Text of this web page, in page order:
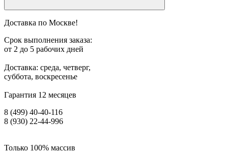
Доставка по Москве!
Срок выполнения заказа:
от 2 до 5 рабочих дней
Доставка: среда, четверг,
суббота, воскресенье
Гарантия 12 месяцев
8 (499) 40-40-116
8 (930) 22-44-996
Только 100% массив